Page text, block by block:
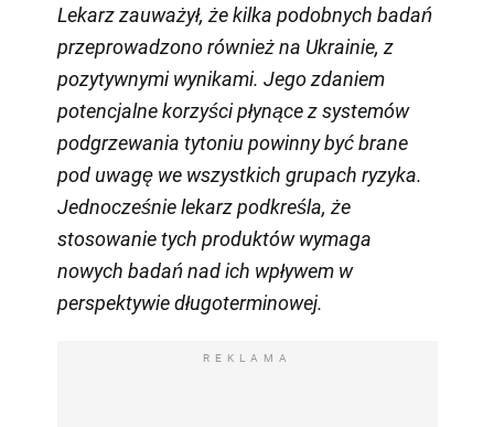
Lekarzzauważył, że kilka podobnych badań
przeprowadzono również na Ukrainie, z
pozytywnymi wynikami. Jegozdaniem
potencjalne korzyści płynące z systemów
podgrzewania tytoniu powinny być brane
pod uwagę we wszystkich grupach ryzyka.
Jednocześnielekarzpodkreśla, że
stosowanie tych produktów wymaga
nowych badań nad ich wpływemw
perspektywie długoterminowej.
REKLAMA